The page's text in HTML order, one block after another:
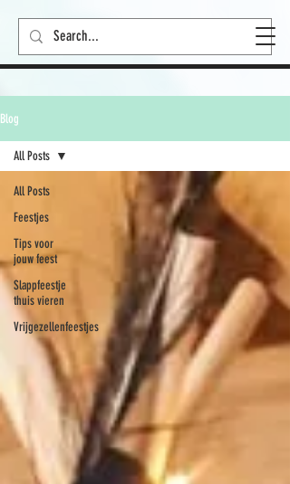
Blog
All Posts
Feestjes
Tips voor
jouw feest
Slappfeestje
thuis vieren
Vrijgezellenfeestjes
All Posts